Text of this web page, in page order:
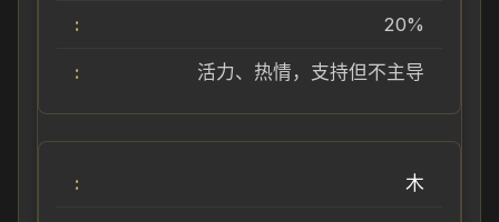
20%
活力、热情，支持但不主导
木